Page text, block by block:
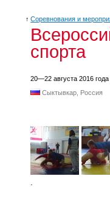
↑ Соревнования и
спорта
20—22 августа 2016 года
Сыктывкар, Россия
.